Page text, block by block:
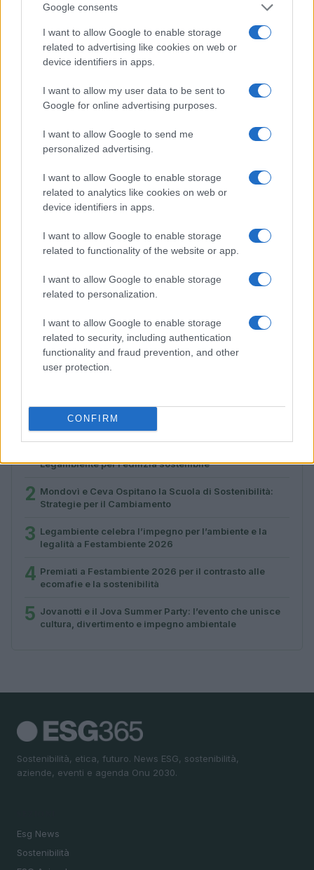
Google consents
I want to allow Google to enable storage
related to advertising like cookies on web or
device identifiers in apps.
I want to allow my user data to be sent to
Google for online advertising purposes.
I want to allow Google to send me
personalized advertising.
I want to allow Google to enable storage
related to analytics like cookies on web or
device identifiers in apps.
I want to allow Google to enable storage
related to functionality of the website or app.
I want to allow Google to enable storage
related to personalization.
I want to allow Google to enable storage
related to security, including authentication
functionality and fraud prevention, and other
user protection.
CONFIRM
Strategie per il Cambiamento
Ilaria Galli · 9 Ago 2026
EVENTI E AGENDA
Legambiente celebra l’impegno per l’ambiente e la
legalità a Festambiente 2026
Andrea Innocenti · 9 Ago 2026
PIÙ LETTI
Legambiente per l’edilizia sostenibile
2 Mondovì e Ceva Ospitano la Scuola di Sostenibilità:
Strategie per il Cambiamento
3 Legambiente celebra l’impegno per l’ambiente e la
legalità a Festambiente 2026
4 Premiati a Festambiente 2026 per il contrasto alle
ecomafie e la sostenibilità
5 Jovanotti e il Jova Summer Party: l’evento che unisce
cultura, divertimento e impegno ambientale
Sostenibilità, etica, futuro. News ESG, sostenibilità,
aziende, eventi e agenda Onu 2030.
Esg News
Sostenibilità